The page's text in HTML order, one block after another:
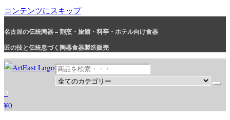
コンテンツにスキップ
名古屋の伝統陶器 – 割烹・旅館・料亭・ホテル向け食器
匠の技と伝統息づく陶器食器製造販売
和食器・洋食器通販｜割烹・旅館・料亭・ホテル等業務用卸販売
業務用から個人用まで、おしゃれでかわいい和食器・洋食器はま
とめ買いがお得です。
0
¥0